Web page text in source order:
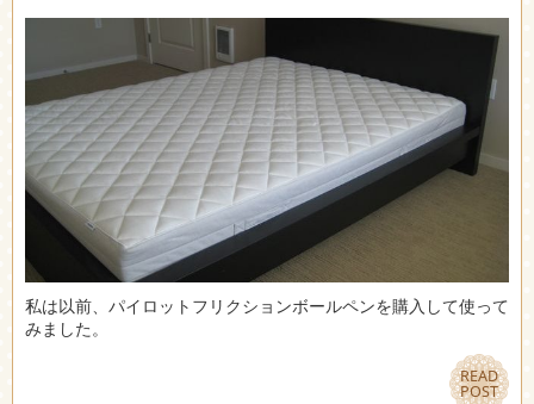
私は以前、パイロットフリクションボールペンを購入して使って
みました。
READ
POST
READ
POST